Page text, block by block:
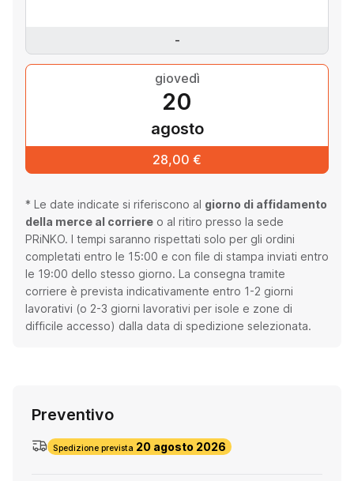
-
giovedì
20
agosto
28,00 €
* Le date indicate si riferiscono al giorno di affidamento
della merce al corriere o al ritiro presso la sede
PRiNKO. I tempi saranno rispettati solo per gli ordini
completati entro le 15:00 e con file di stampa inviati entro
le 19:00 dello stesso giorno. La consegna tramite
corriere è prevista indicativamente entro 1-2 giorni
lavorativi (o 2-3 giorni lavorativi per isole e zone di
difficile accesso) dalla data di spedizione selezionata.
Preventivo
Spedizione prevista 20 agosto 2026